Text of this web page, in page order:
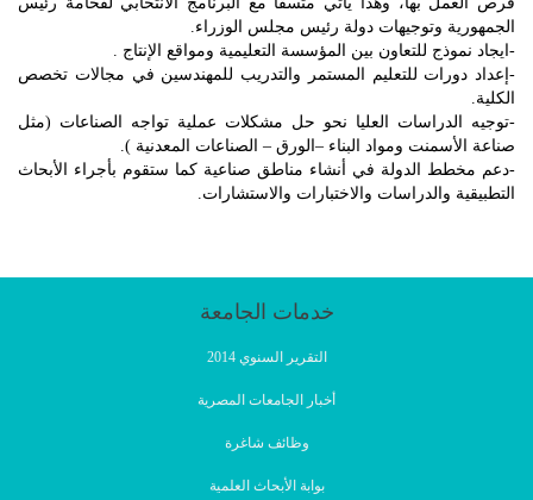
الجمهورية وتوجيهات دولة رئيس مجلس الوزراء.
-ايجاد نموذج للتعاون بين المؤسسة التعليمية ومواقع الإنتاج .
-إعداد دورات للتعليم المستمر والتدريب للمهندسين في مجالات تخصص
الكلية.
-توجيه الدراسات العليا نحو حل مشكلات عملية تواجه الصناعات (مثل
صناعة الأسمنت ومواد البناء –الورق – الصناعات المعدنية ).
-دعم مخطط الدولة في أنشاء مناطق صناعية كما ستقوم بأجراء الأبحاث
التطبيقية والدراسات والاختبارات والاستشارات.
خدمات الجامعة
التقرير السنوي 2014
أخبار الجامعات المصرية
وظائف شاغرة
بوابة الأبحاث العلمية